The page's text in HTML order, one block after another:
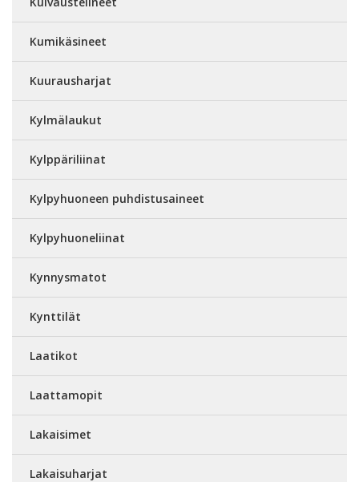
Kumikäsineet
Kuurausharjat
Kylmälaukut
Kylppäriliinat
Kylpyhuoneen puhdistusaineet
Kylpyhuoneliinat
Kynnysmatot
Kynttilät
Laatikot
Laattamopit
Lakaisimet
Lakaisuharjat